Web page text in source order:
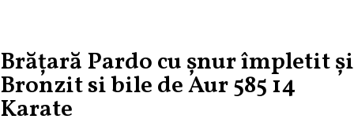
Brățară Pardo cu șnur împletit și
Bronzit si bile de Aur 585 14
Karate